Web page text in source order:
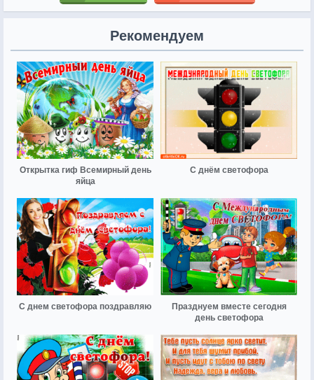
Рекомендуем
Открытка гиф Всемирный день
яйца
С днём светофора
С днем светофора поздравляю
Празднуем вместе сегодня
день светофора